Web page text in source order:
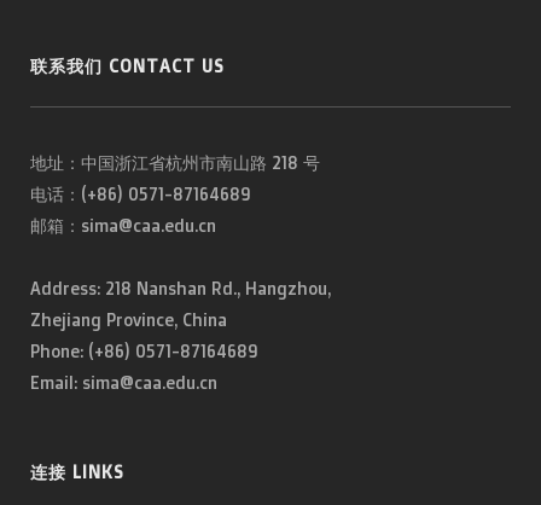
联系我们 CONTACT US
地址：中国浙江省杭州市南山路 218 号
电话：(+86) 0571-87164689
邮箱：sima@caa.edu.cn
Address: 218 Nanshan Rd., Hangzhou,
Zhejiang Province, China
Phone: (+86) 0571-87164689
Email: sima@caa.edu.cn
连接 LINKS